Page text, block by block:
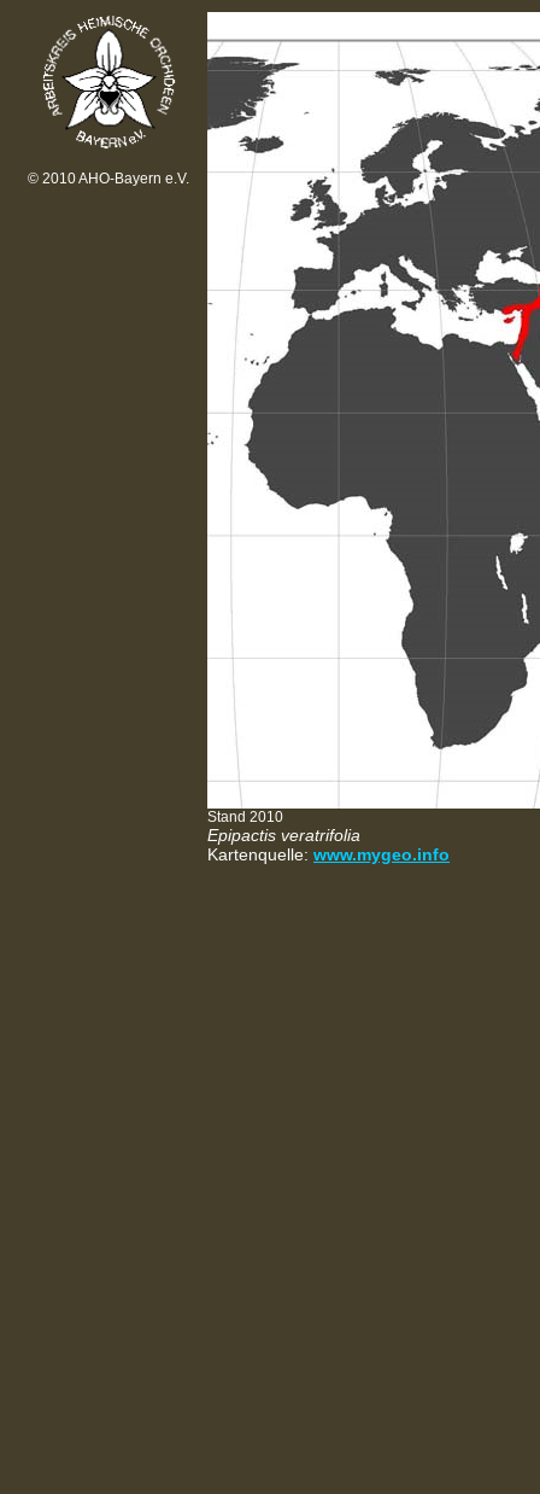
© 2010 AHO-Bayern e.V.
Stand 2010
Epipactis veratrifolia
Kartenquelle: www.mygeo.info